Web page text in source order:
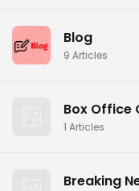
Blog
9 Articles
Box Office
1 Articles
Breaking